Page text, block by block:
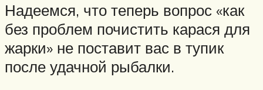
Надеемся, что теперь вопрос «как
без проблем почистить карася для
жарки» не поставит вас в тупик
после удачной рыбалки.